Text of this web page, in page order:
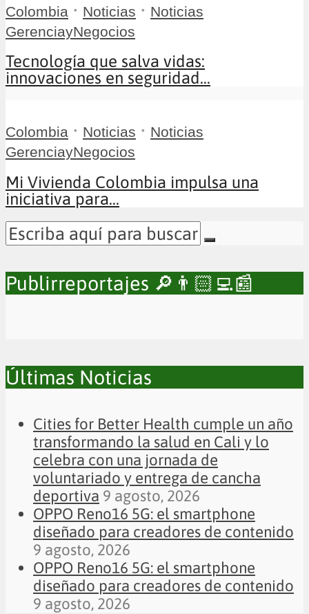
Colombia • Noticias • Noticias
GerenciayNegocios
Tecnología que salva vidas:
innovaciones en seguridad...
Colombia • Noticias • Noticias
GerenciayNegocios
Mi Vivienda Colombia impulsa una
iniciativa para...
Publirreportajes 🔎👨🏻‍💻📰
Últimas Noticias
Cities for Better Health cumple un año
transformando la salud en Cali y lo
celebra con una jornada de
voluntariado y entrega de cancha
deportiva 9 agosto, 2026
OPPO Reno16 5G: el smartphone
diseñado para creadores de contenido
9 agosto, 2026
OPPO Reno16 5G: el smartphone
diseñado para creadores de contenido
9 agosto, 2026